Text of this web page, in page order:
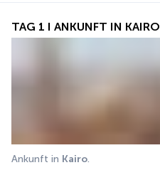
TAG 1 I ANKUNFT IN KAIRO
Ankunft in Kairo.